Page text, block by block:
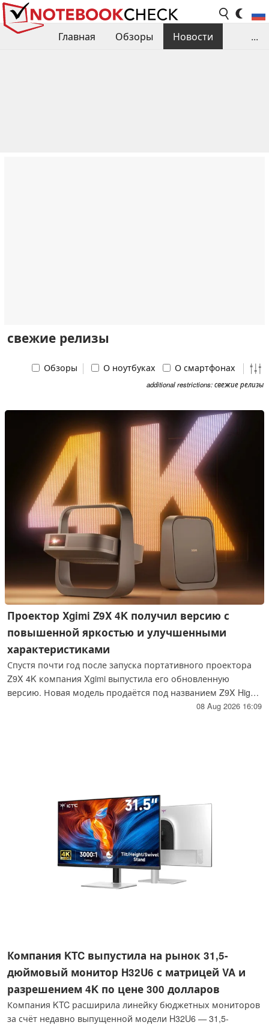
Главная Обзоры
Новости
...
свежие релизы
Обзоры О ноутбуках О смартфонах
additional restrictions: свежие релизы
Проектор Xgimi Z9X 4K получил версию с
повышенной яркостью и улучшенными
характеристиками
Спустя почти год после запуска портативного проектора
Z9X 4K компания Xgimi выпустила его обновленную
версию. Новая модель продаётся под названием Z9X High
Brightness Edition и оснащена новейшим трёхцветным
08 Aug 2026 16:09
Компания KTC выпустила на рынок 31,5-
дюймовый монитор H32U6 с матрицей VA и
разрешением 4K по цене 300 долларов
Компания KTC расширила линейку бюджетных мониторов
за счёт недавно выпущенной модели H32U6 — 31,5-